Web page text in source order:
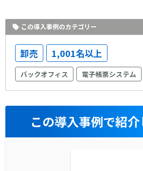
この導入事例のカテゴリー
卸売 1,001名以上
バックオフィス 電子帳票システム
この導入事例で紹